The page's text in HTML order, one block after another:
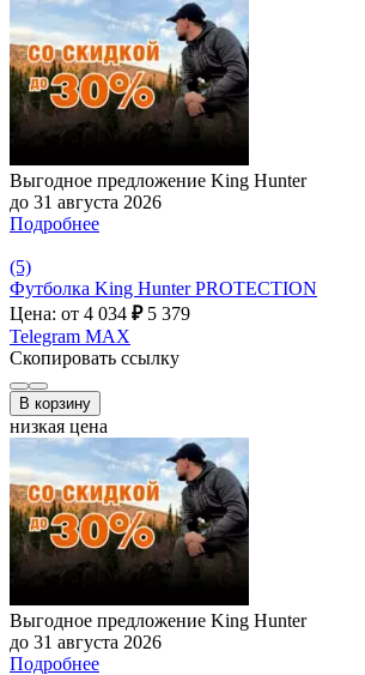
Выгодное предложение King Hunter
до 31 августа 2026
Подробнее
(5)
Футболка King Hunter PROTECTION
Цена: от 4 034 ₽ 5 379
Telegram MAX
Скопировать ссылку
В корзину
низкая цена
Выгодное предложение King Hunter
до 31 августа 2026
Подробнее